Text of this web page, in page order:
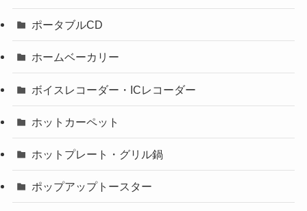
ポータブルCD
ホームベーカリー
ボイスレコーダー・ICレコーダー
ホットカーペット
ホットプレート・グリル鍋
ポップアップトースター